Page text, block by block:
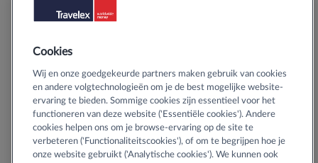
Cookies
Wij en onze goedgekeurde partners maken gebruik van cookies
en andere volgtechnologieën om je de best mogelijke website-
ervaring te bieden. Sommige cookies zijn essentieel voor het
functioneren van deze website ('Essentiële cookies'). Andere
cookies helpen ons om je browse-ervaring op de site te
verbeteren ('Functionaliteitscookies'), of om te begrijpen hoe je
onze website gebruikt ('Analytische cookies'). We kunnen ook